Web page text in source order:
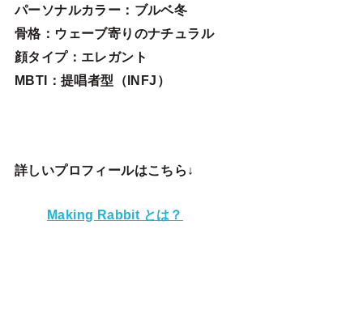
パーソナルカラー：ブルベ冬
骨格：ウェーブ寄りのナチュラル
顔タイプ：エレガン ト
MBTI：提唱者型（INFJ）
詳しいプロフィールはこちら↓
Making Rabbit とは？